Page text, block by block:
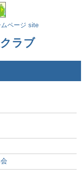
ページ site
ラブ